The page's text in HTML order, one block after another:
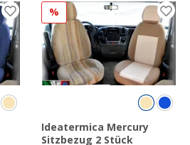
%
Ideatermica Mercury
Sitzbezug 2 Stück